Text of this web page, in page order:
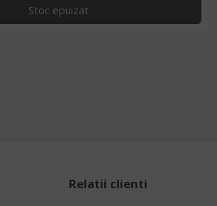
Stoc epuizat
Relatii clienti